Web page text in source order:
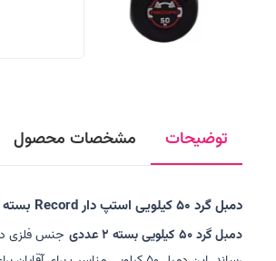
توضیحات مشخصات محصول
دمبل گرد 50 کیلویی استپ دار Record بسته 2 عددی
دمبل گرد 50 کیلویی بسته 2 عددی